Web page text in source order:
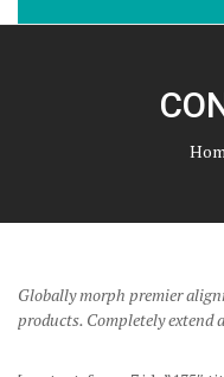
Globally morph premier
products. Completely extend